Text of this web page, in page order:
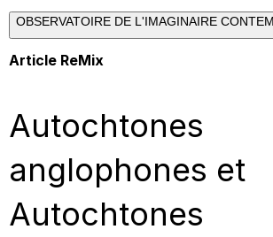
OBSERVATOIRE DE L'IMAGINAIRE
Article ReMix
Autochtones
anglophones et
Autochtones